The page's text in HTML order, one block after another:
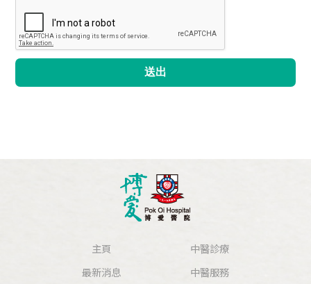
送出
主頁
最新消息
中醫診療
中醫服務